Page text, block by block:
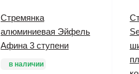
Стремянка
алюминиевая Эйфель
Афина 3 ступени
в наличии